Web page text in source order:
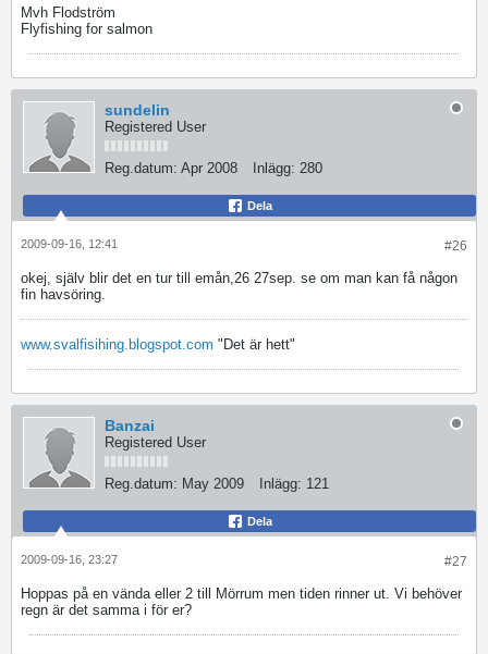
Mvh Flodström
Flyfishing for salmon
sundelin
Registered User
Reg.datum: Apr 2008 Inlägg: 280
Dela
#26
2009-09-16, 12:41
okej, själv blir det en tur till emån,26 27sep. se om man kan få någon
fin havsöring.
www.svalfisihing.blogspot.com "Det är hett"
Banzai
Registered User
Reg.datum: May 2009 Inlägg: 121
Dela
#27
2009-09-16, 23:27
Hoppas på en vända eller 2 till Mörrum men tiden rinner ut. Vi behöver
regn är det samma i för er?